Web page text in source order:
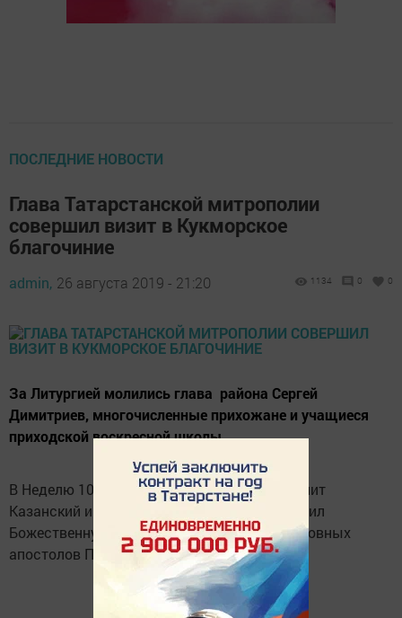
ПОСЛЕДНИЕ НОВОСТИ
Глава Татарстанской митрополии
совершил визит в Кукморское
благочиние
admin, 26 августа 2019 - 21:20 1134 0 0
За Литургией молились глава района Сергей
Димитриев, многочисленные прихожане и учащиеся
приходской воскресной школы.
В Неделю 10-ю по Пятидесятнице, митрополит
Казанский и Татарстанский Феофан совершил
Божественную литургию в храме первоверховных
апостолов Петра и Павла в Кукморе.